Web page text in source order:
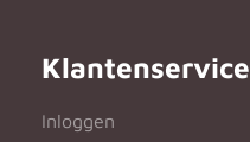
Klantenservice
Inloggen